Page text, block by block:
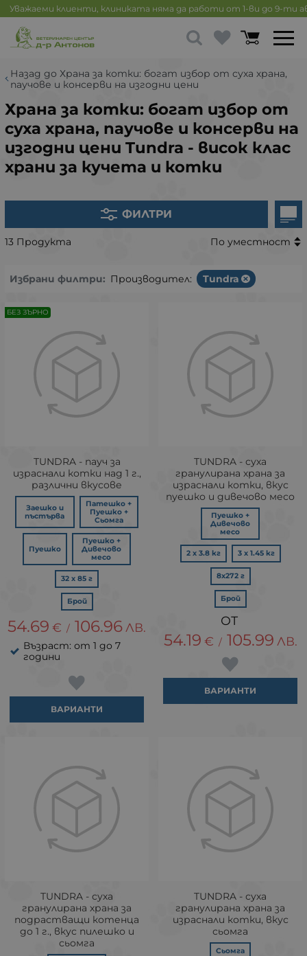
Уважаеми клиенти, клиниката няма да работи от 1-ви до 9-ти
Назад до Храна за котки: богат избор от суха храна,
паучове и консерви на изгодни цени
Храна за котки: богат избор от
суха храна, паучове и консерви на
изгодни цени Tundra - висок клас
храни за кучета и котки
ФИЛТРИ
13 Продукта По уместност
Избрани филтри: Производител: Tundra
TUNDRA - пауч за
израснали котки над 1 г.,
различни вкусове
Заешко и
пъстърва
Патешко +
Пуешко +
Сьомга
Пуешко
Пуешко +
Дивечово
месо
32 х 85 г
Брой
54.69 € / 106.96 ЛВ.
Възраст: от 1 до 7
години
ВАРИАНТИ
БЕЗ ЗЪРНО
TUNDRA - суха
гранулирана храна за
израснали котки, вкус
пуешко и дивечово месо
Пуешко +
Дивечово
месо
2 х 3.8 кг 3 х 1.45 кг
8х272 г
Брой
54.19 € / 105.99 ЛВ.
ВАРИАНТИ
TUNDRA - суха
гранулирана храна за
подрастващи котенца
до 1 г., вкус пилешко и
сьомга
TUNDRA - суха
гранулирана храна за
израснали котки, вкус
сьомга
Сьомга